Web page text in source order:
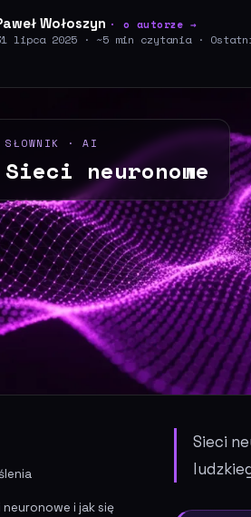
Wołoszyn · o autorze →
lipca 2025 · ~5 min czytania ·
SŁOWNIK · AI
Sieci neuronowe
neuronowe i jak się
Sieci